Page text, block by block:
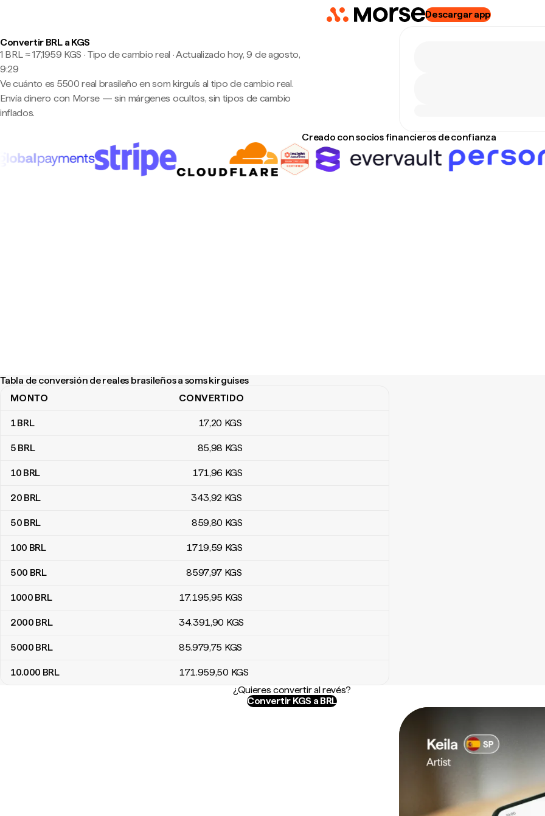
Descargar app
Convertir BRL a KGS
1 BRL ≈ 17,1959 KGS · Tipo de cambio real ·Actualizado hoy, 9 de agosto,
9:29
Ve cuánto es 5500 real brasileño en som kirguís al tipo de cambio real.
Envía dinero con Morse — sin márgenes ocultos, sin tipos de cambio
inflados.
Creado con socios financieros de confianza
Tabla de conversión de reales brasileños a soms kirguises
Tabla de conversión de reales brasileños a soms kirguises
MONTO CONVERTIDO
1BRL 17,20 KGS
5 BRL 85,98 KGS
10 BRL 171,96 KGS
20 BRL 343,92 KGS
50 BRL 859,80 KGS
100 BRL 1719,59 KGS
500 BRL 8597,97 KGS
1000 BRL 17.195,95 KGS
2000 BRL 34.391,90 KGS
5000 BRL 85.979,75 KGS
10.000 BRL 171.959,50 KGS
¿Quieres convertir al revés?
Convertir KGS a BRL